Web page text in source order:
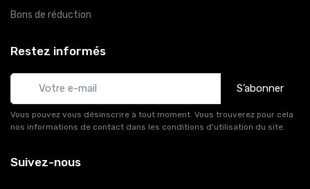
Bons de réduction
Restez informés
S’abonner
Vous pouvez vous désinscrire à tout moment. Vous trouverez pour cela
nos informations de contact dans les conditions d'utilisation du site.
Suivez-nous